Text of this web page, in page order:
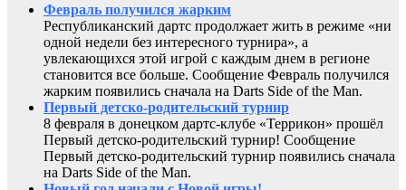
Февраль получился жарким
Республиканский дартс продолжает жить в режиме «ни
одной недели без интересного турнира», а
увлекающихся этой игрой с каждым днем в регионе
становится все больше. Сообщение Февраль получился
жарким появились сначала на Darts Side of the Man.
Первый детско-родительский турнир
8 февраля в донецком дартс-клубе «Террикон» прошёл
Первый детско-родительский турнир! Сообщение
Первый детско-родительский турнир появились сначала
на Darts Side of the Man.